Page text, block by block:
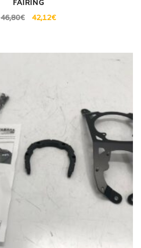
FAIRING
46,80€ 42,12€